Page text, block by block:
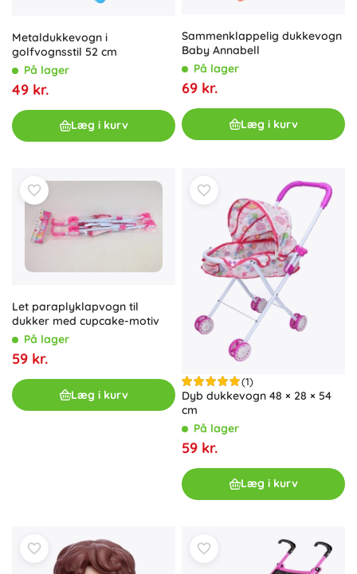
Metaldukkevogn i
golfvognsstil 52 cm
På lager
49 kr.
Læg i kurv
Sammenklappelig dukkevogn
Baby Annabell
På lager
69 kr.
Læg i kurv
Let paraplyklapvogn til
dukker med cupcake-motiv
På lager
59 kr.
Læg i kurv
(1)
Dyb dukkevogn 48 × 28 × 54
cm
På lager
59 kr.
Læg i kurv